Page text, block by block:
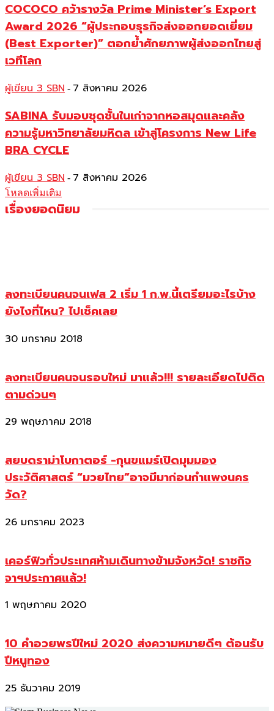
COCOCO คว้ารางวัล Prime Minister’s Export
Award 2026 “ผู้ประกอบธุรกิจส่งออกยอดเยี่ยม
(Best Exporter)” ตอกย้ำศักยภาพผู้ส่งออกไทยสู่
เวทีโลก
ผู้เขียน 3 SBN - 7 สิงหาคม 2026
SABINA รับมอบชุดชั้นในเก่าจากหอสมุดและคลัง
ความรู้มหาวิทยาลัยมหิดล เข้าสู่โครงการ New Life
BRA CYCLE
ผู้เขียน 3 SBN - 7 สิงหาคม 2026
โหลดเพิ่มเติม
เรื่องยอดนิยม
ลงทะเบียนคนจนเฟส 2 เริ่ม 1 ก.พ.นี้เตรียมอะไรบ้าง
ยังไงที่ไหน? ไปเช็คเลย
30 มกราคม 2018
ลงทะเบียนคนจนรอบใหม่ มาแล้ว!!! รายละเอียดไปติด
ตามด่วนๆ
29 พฤษภาคม 2018
สยบดราม่าโบกาตอร์ -กุนขแมร์เปิดมุมมอง
ประวัติศาสตร์ “มวยไทย”อาจมีมาก่อนกำแพงนคร
วัด?
26 มกราคม 2023
เคอร์ฟิวทั่วประเทศห้ามเดินทางข้ามจังหวัด! ราชกิจ
จาฯประกาศแล้ว!
1 พฤษภาคม 2020
10 คำอวยพรปีใหม่ 2020 ส่งความหมายดีๆ ต้อนรับ
ปีหนูทอง
25 ธันวาคม 2019